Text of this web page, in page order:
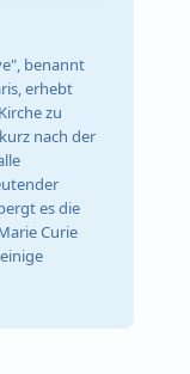
benannt
erhebt
zu
nach der
es die
Curie